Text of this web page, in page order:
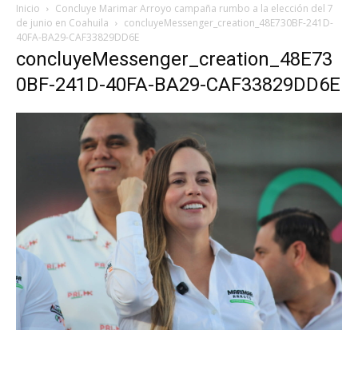
Inicio
Concluye Marimar Arroyo campaña rumbo a la elección del 7
de junio en Coahuila
concluyeMessenger_creation_48E730BF-241D-
40FA-BA29-CAF33829DD6E
concluyeMessenger_creation_48E73
0BF-241D-40FA-BA29-CAF33829DD6E